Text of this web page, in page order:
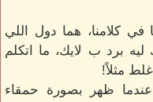
في كلامنا، هما دول اللي
برد ب لايك، ما اتكلم
مثلاً!
ظهر بصورة حمقاء